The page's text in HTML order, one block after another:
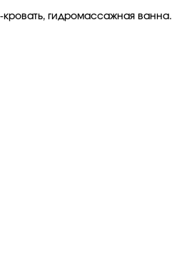
гидромассажная ванна.